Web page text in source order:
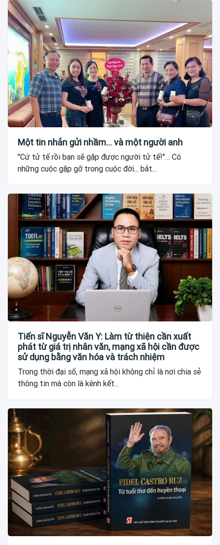
Một tin nhắn gửi nhầm... và một người anh
"Cứ tử tế rồi bạn sẽ gặp được người tử tế!"… Có
những cuộc gặp gỡ trong cuộc đời... bắt...
Tiến sĩ Nguyễn Văn Y: Làm từ thiện cần xuất
phát từ giá trị nhân văn, mạng xã hội cần được
sử dụng bằng văn hóa và trách nhiệm
Trong thời đại số, mạng xã hội không chỉ là nơi chia sẻ
thông tin mà còn là kênh kết...